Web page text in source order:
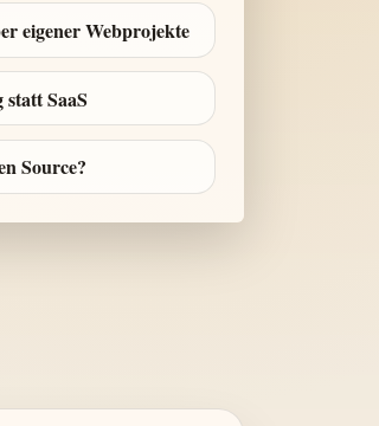
eigener Webprojekte
SaaS
Source?